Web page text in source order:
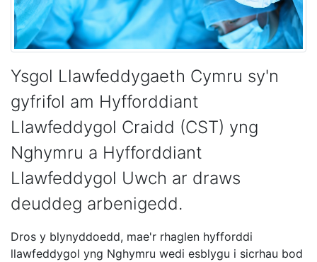
Ysgol Llawfeddygaeth Cymru sy'n
gyfrifol am Hyfforddiant
Llawfeddygol Craidd (CST) yng
Nghymru a Hyfforddiant
Llawfeddygol Uwch ar draws
deuddeg arbenigedd.
Dros y blynyddoedd, mae'r rhaglen hyfforddi
llawfeddygol yng Nghymru wedi esblygu i sicrhau bod